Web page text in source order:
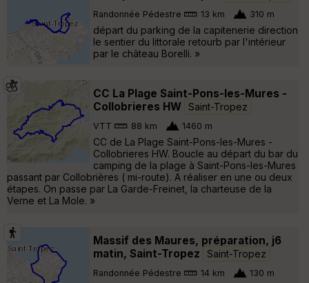
Randonnée Pédestre 13 km 310 m
départ du parking de la capitenerie direction
le sentier du littorale retourb par l'intérieur
par le château Borelli. »
CC La Plage Saint-Pons-les-Mures -
Collobrieres HW Saint-Tropez
VTT 88 km 1460 m
CC de La Plage Saint-Pons-les-Mures -
Collobrieres HW. Boucle au départ du bar du
camping de la plage à Saint-Pons-les-Mures
passant par Collobrières ( mi-route). A réaliser en une ou deux
étapes. On passe par La Garde-Freinet, la charteuse de la
Verne et La Mole. »
Massif des Maures, préparation, j6
matin, Saint-Tropez
Saint-Tropez
Randonnée Pédestre 14 km 130 m